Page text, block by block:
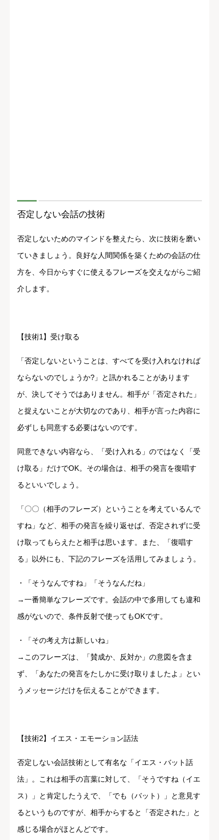
否定しない会話の技術
否定しないためのマインドを整えたら、次に技術を磨い
ていきましょう。良好な人間関係を築くための会話の仕
方を、今日からすぐに使えるフレーズを交えながらご紹
介します。
【技術1】受け取る
「否定しないということは、すべてを受け入れなければ
ならないのでしょうか?」と訊かれることがあります
が、決してそうではありません。相手が「否定された」
と捉えないことが大切なのであり、相手が言った内容に
必ずしも同意する必要はないのです。
同意できない内容なら、「受け入れる」のではなく「受
け取る」だけでOK。その場合は、相手の発言を復唱す
るといいでしょう。
「〇〇（相手のフレーズ）ということを考えているんで
すね」など、相手の発言を繰り返せば、否定されずに受
け取ってもらえたと相手は思います。また、「復唱す
る」以外にも、下記のフレーズを活用してみましょう。
・「そうなんですね」「そうなんだね」
→一番簡単なフレーズです。会話の中で多用しても違和
感がないので、条件反射で使ってもOKです。
・「その考え方は新しいね」
→このフレーズは、「賛成か、反対か」の意図を含ま
ず、「あなたの発言をたしかに受け取りましたよ」とい
うメッセージだけを伝えることができます。
【技術2】イエス・エモーション話法
否定しない会話技術として有名な「イエス・バット話
法」。これは相手の言葉に対して、「そうですね（イエ
ス）」と肯定したうえで、「でも（バット）」と意見す
るというものですが、相手からすると「否定された」と
感じる場合がほとんどです。